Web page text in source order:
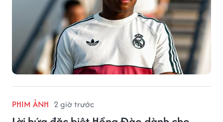
PHIM ẢNH 2 giờ trước